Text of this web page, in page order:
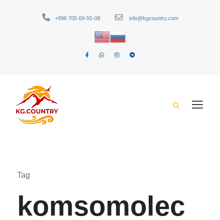
+996 705 69-55-08 info@kgcountry.com
Tag
komsomolec